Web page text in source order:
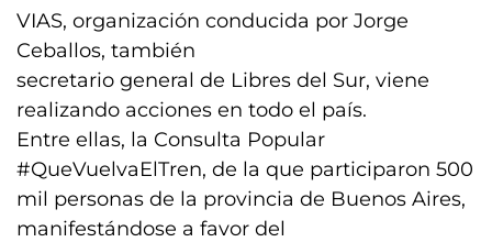
VIAS, organización conducida por Jorge
Ceballos, también
secretario general de Libres del Sur, viene
realizando acciones en todo el país.
Entre ellas, la Consulta Popular
#QueVuelvaElTren, de la que participaron 500
mil personas de la provincia de Buenos Aires,
manifestándose a favor del